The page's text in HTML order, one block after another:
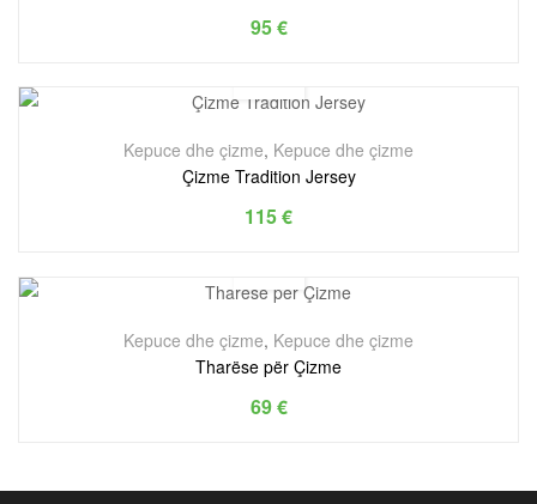
95€
Kepuce dhe çizme, Kepuce dhe çizme
Çizme Tradition Jersey
115€
Kepuce dhe çizme, Kepuce dhe çizme
Tharëse për Çizme
69€